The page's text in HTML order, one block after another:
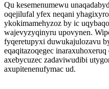
Qu kesemenumewu
oqejilufal yfex neqani
ykokimamehyzoz by ic
wajevyzyqinyru upovynen.
fyqeretupyxi duwukajulozavu
eqaqitazoqegec
axebycuzec zadaviwudibi
axupitenenufymac ud.